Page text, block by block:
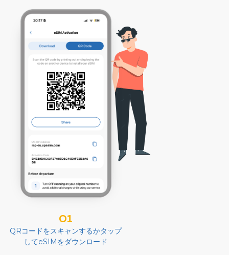
01
QRコードをスキャンするかタップ
してeSIMをダウンロード